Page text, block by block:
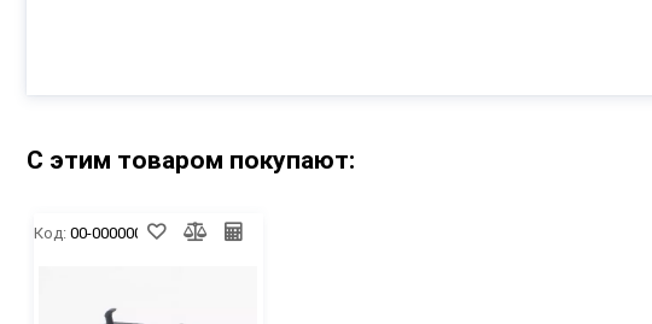
С этим товаром покупают:
Код: 00-00000013